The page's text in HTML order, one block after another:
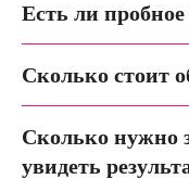
Есть ли пробное
Сколько стоит
Сколько нужно
увидеть